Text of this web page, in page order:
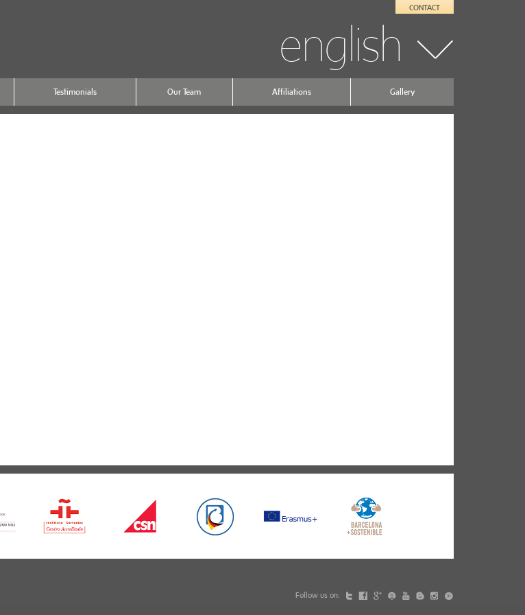
english
CONTACT
Testimonials Our Team Affiliations Gallery
Follow us on: